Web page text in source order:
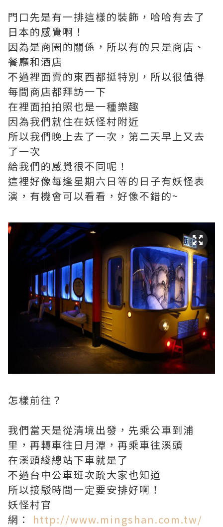
門口先是有一排這樣的裝飾，哈哈有去了
日本的感覺啊！
因為是商圈的關係，所以有的只是商店、
餐廳和酒店
不過裡面賣的東西都挺特別，所以很值得
每間商店都拜訪一下
在裡面拍拍照也是一種樂趣
因為我們就住在妖怪村附近
所以我們晚上去了一次，第二天早上又去
了一次
給我們的感覺很不同呢！
這裡好像每逢星期六日等的日子有妖怪表
演，有機會可以看看，好像不錯的~
怎樣前往？
我們當天是從清境出發，先乘公車到浦
里，再轉車往日月潭，再乘車往溪頭
在溪頭綫總站下車就是了
不過台中公車班次疏大家也知道
所以接駁時間一定要安排好啊！
妖怪村官
網： http://www.mingshan.com.tw/